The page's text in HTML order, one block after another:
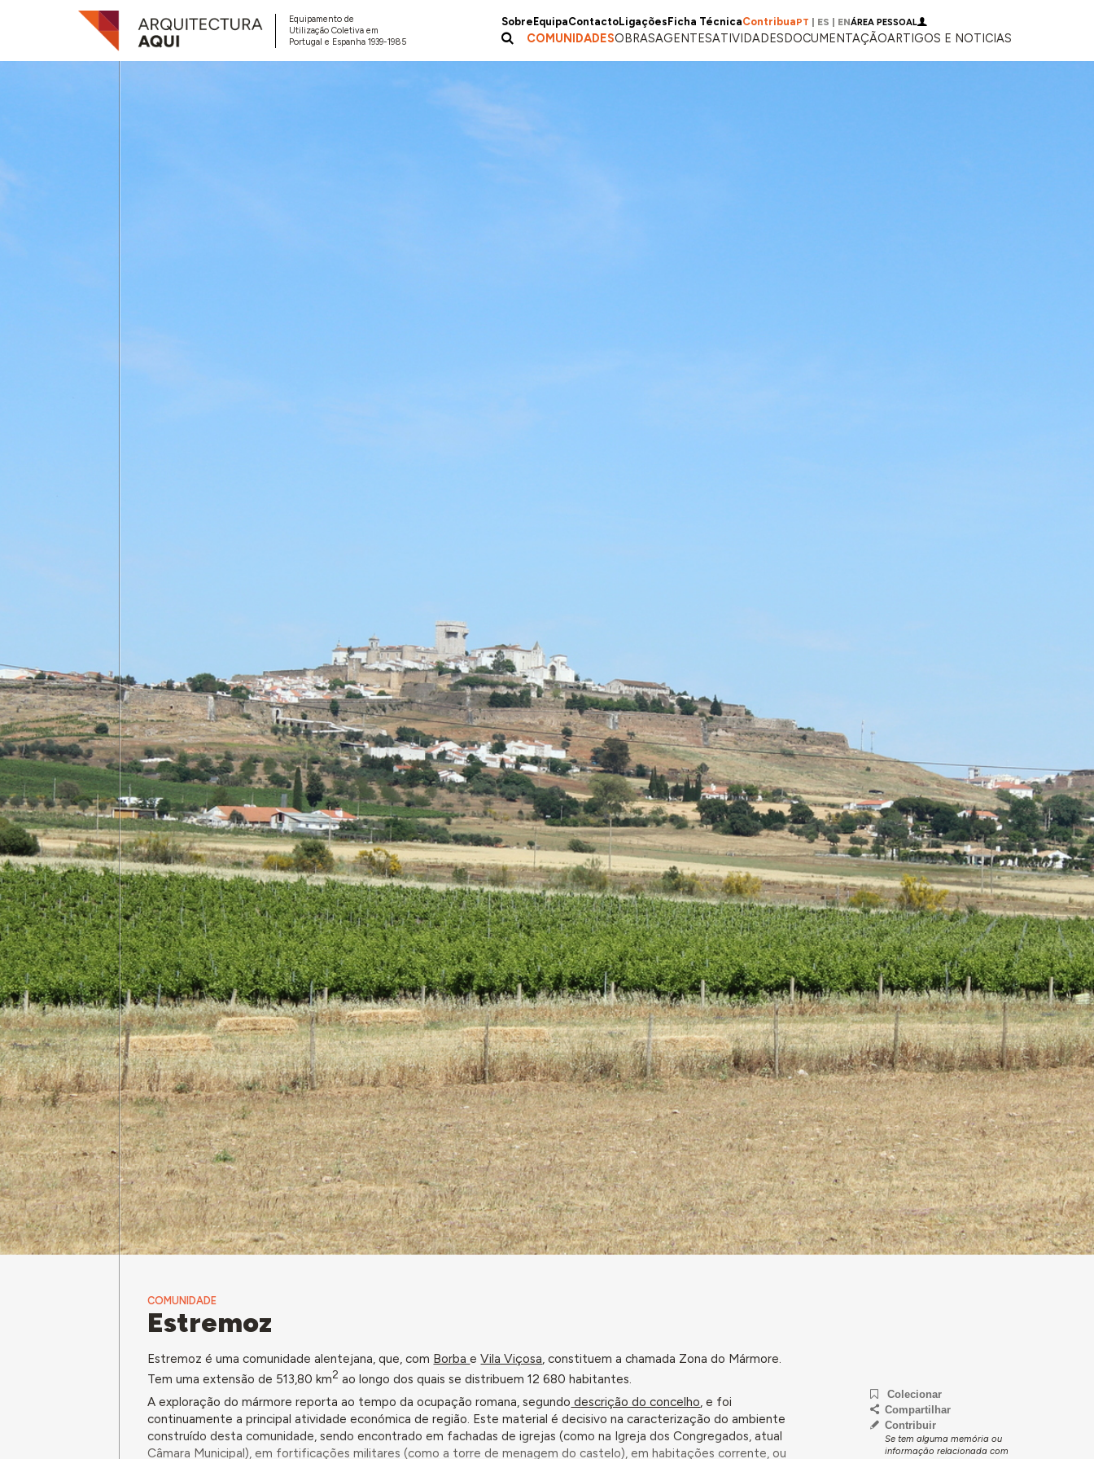
Equipamento de
Utilização Coletiva em
Portugal e Espanha 1939-1985
Sobre EquipaContactoLigações Ficha TécnicaContribuaPT ES ENÁREA PESSOAL
COMUNIDADESOBRASAGENTESATIVIDADESDOCUMENTAÇÃOARTIGOS E NOTICIAS
COMUNIDADE
Estremoz
Estremoz é uma comunidade alentejana, que, com BorbaeVila Viçosa, constituem a chamada Zona do Mármore.
Tem uma extensão de 513,80 km2 ao longo dos quais se distribuem 12 680 habitantes.
A exploração do mármore reporta ao tempo da ocupação romana, segundo descrição do concelho, e foi
continuamente a principal atividade económica de região. Este material é decisivo na caracterização do ambiente
construído desta comunidade, sendo encontrado em fachadas de igrejas (como na Igreja dos Congregados, atual
Câmara Municipal), em fortificações militares (como a torre de menagem do castelo), em habitações corrente, ou
Colecionar
Compartilhar
Contribuir
Se tem alguma memória ou
informação relacionada com